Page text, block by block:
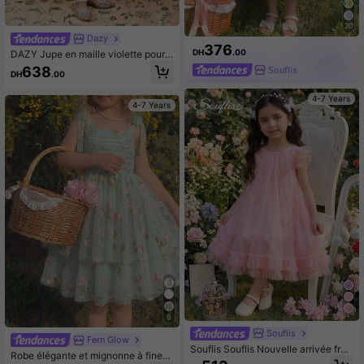
Dazy
DAZY Jupe en maille violette pour fi
lles
DH638.00
4-7 Years
6
Fern Glow
Robe élégante et mignonne à fines
20
DH376.00
Souflis
4-7 Years
Souflis
Souflis Souflis Nouvelle arrivée fran
çaise Robe d'été pour filles à col ro